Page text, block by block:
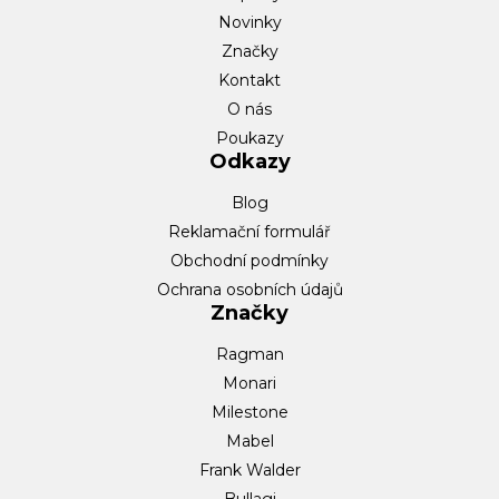
Novinky
Značky
Kontakt
O nás
Poukazy
Odkazy
Blog
Reklamační formulář
Obchodní podmínky
Ochrana osobních údajů
Značky
Ragman
Monari
Milestone
Mabel
Frank Walder